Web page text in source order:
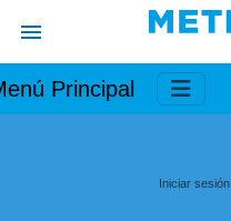
Principal
Iniciar sesión